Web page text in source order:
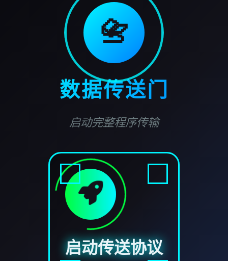
📇
数据传送门
启动完整程序传输
启动传送协议